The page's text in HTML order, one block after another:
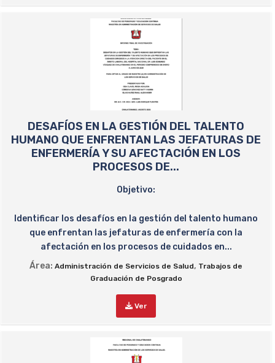
DESAFÍOS EN LA GESTIÓN DEL TALENTO
HUMANO QUE ENFRENTAN LAS JEFATURAS DE
ENFERMERÍA Y SU AFECTACIÓN EN LOS
PROCESOS DE...
Objetivo:
Identificar los desafíos en la gestión del talento humano
que enfrentan las jefaturas de enfermería con la
afectación en los procesos de cuidados en...
Área: Administración de Servicios de Salud, Trabajos de
Graduación de Posgrado
Ver